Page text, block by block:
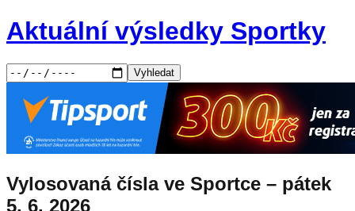
Aktuální výsledky Sportky
Vyhledat
Vylosovaná čísla ve Sportce – pátek
5. 6. 2026